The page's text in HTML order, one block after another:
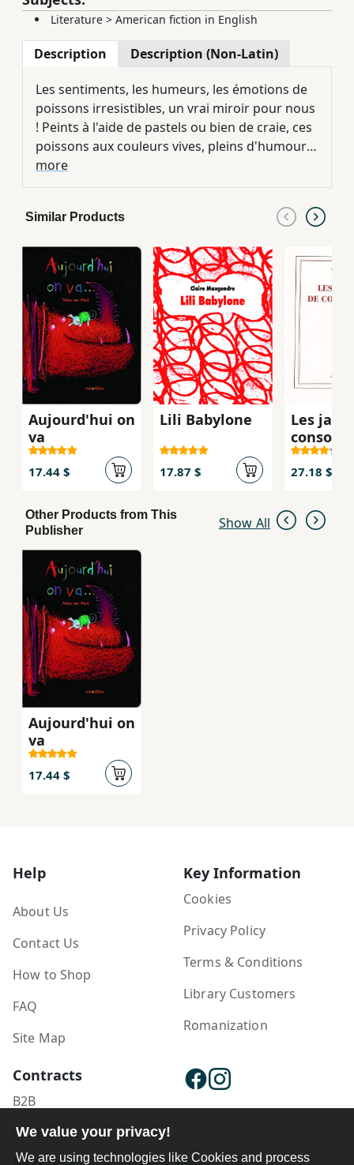
Literature > American fiction in English
Description Description (Non-Latin)
Les sentiments, les humeurs, les émotions de
poissons irresistibles, un vrai miroir pour nous
! Peints à l'aide de pastels ou bien de craie, ces
poissons aux couleurs vives, pleins d'humour
ou d'ironie, nous permettent de découvrir
leurs humeurs, à chaque moment de la
heureux, le poisson triste, le poisson surpris
nous connaissons tous selon l'heure ou le jour
nous sont montrés, tels des miroirs de notre
propre humeur. Il prennent de ce fait une
dimension humoristique irrésistible.
more
Similar Products
Aujourd'hui on
va
17.44 $
Lili Babylone
17.87 $
Les
27.18 $
Other Products from This
Publisher
Show All
Aujourd'hui on
va
17.44 $
Help
About Us
Contact Us
How to Shop
FAQ
Site Map
Key Information
Cookies
Privacy Policy
Terms & Conditions
Library Customers
Romanization
Contracts
B2B
Publisher Login
We value your privacy!
We are using technologies like Cookies and process